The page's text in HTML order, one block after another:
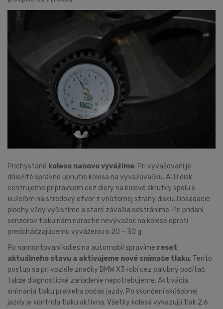
Prichystané koleso nanovo vyvážime. Pri vyvažovaní je
dôležité správne upnutie kolesa na vyvažovačku. ALU disk
centrujeme prípravkom cez diery na kolové skrutky spolu s
kužeľom na stredový otvor z vnútornej strany disku. Dosadacie
plochy vždy vyčistíme a staré závažia odstránime. Pri pridaní
senzorov tlaku nám narastie nevývažok na kolese oproti
predchádzajúcemu vyváženiu o 20 – 30 g.
Po namontovaní kolies na automobil spravíme reset
aktuálneho stavu a aktivujeme nové snímače tlaku. Tento
postup sa pri vozidle značky BMW X3 robí cez palubný počítač,
takže diagnostické zariadenie nepotrebujeme. Aktivácia
snímania tlaku prebieha počas jazdy. Po skončení skúšobnej
jazdy je kontrola tlaku aktívna. Všetky kolesá vykazujú tlak 2,6